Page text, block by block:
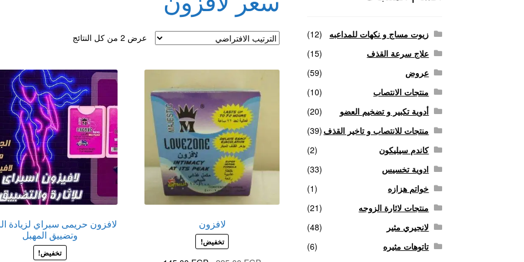
منتجات للانتصاب و تاخير القذف
عرض ⁦2⁩ من كل النتائج
لافزون
تخفيض!
لافزون حريمى سبراي لزيادة
وتضييق المهبل
تخفيض!
زيوت مساج و نكهات للمداعبه
(12)
علاج سرعة القذف
(15)
عروض
(59)
منتجات الانتصاب
(10)
أدوية تكبير و تضخيم العضو
(20)
منتجات للانتصاب و تاخير القذف (39)
كاندم سيليكون
(2)
ادوية تخسيس
(33)
خواتم هزازه
(1)
منتجات لاثارة الزوجه
(21)
لانجيري مثير
(48)
تاتوهات مثيره
(6)